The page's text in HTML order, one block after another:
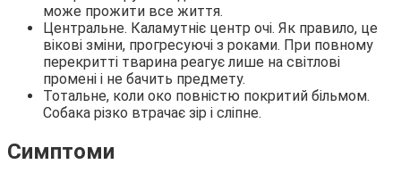
може прожити все життя.
Центральне. Каламутніє центр очі. Як правило, це
вікові зміни, прогресуючі з роками. При повному
перекритті тварина реагує лише на світлові
промені і не бачить предмету.
Тотальне, коли око повністю покритий більмом.
Собака різко втрачає зір і сліпне.
Симптоми